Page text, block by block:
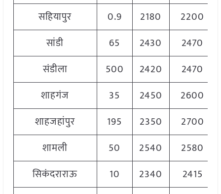
सहियापुर
0.9 2180
2200
सांडी
65 2430
2470
संडीला
500 2420
2470
शाहगंज
35 2450 2600
शाहजहांपुर
195 2350
2700
शामली
50 2540
2580
सिकंदराराऊ
10 2340
2415